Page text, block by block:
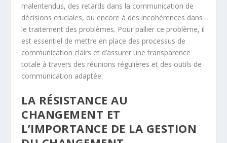
malentendus, des retards dans la communication de
décisions cruciales, ou encore à des incohérences dans
le traitement des problèmes. Pour pallier ce problème, il
est essentiel de mettre en place des processus de
communication clairs et d’assurer une transparence
totale à travers des réunions régulières et des outils de
communication adaptée.
LA RÉSISTANCE AU
CHANGEMENT ET
L’IMPORTANCE DE LA GESTION